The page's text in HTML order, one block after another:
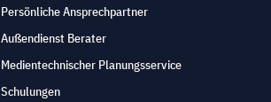
Persönliche Ansprechpartner
Außendienst Berater
Medientechnischer Planungsservice
Schulungen